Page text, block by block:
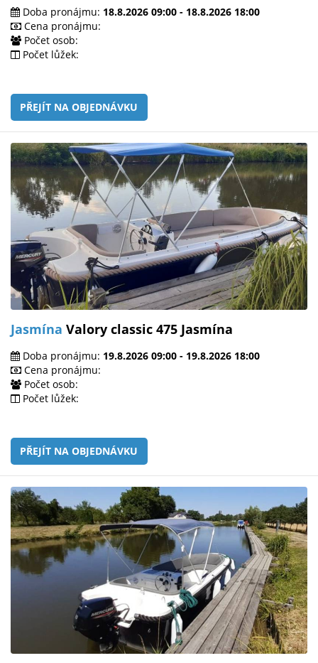
Doba pronájmu: 18.8.2026 09:00 - 18.8.2026 18:00
Cena pronájmu:
Počet osob:
Počet lůžek:
PŘEJÍT NA OBJEDNÁVKU
Jasmína Valory classic 475 Jasmína
Doba pronájmu: 19.8.2026 09:00 - 19.8.2026 18:00
Cena pronájmu:
Počet osob:
Počet lůžek:
PŘEJÍT NA OBJEDNÁVKU